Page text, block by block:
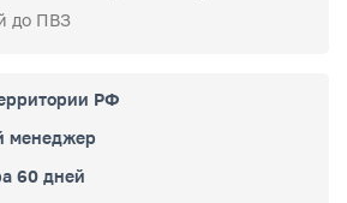
до ПВЗ
РФ
менеджер
60 дней